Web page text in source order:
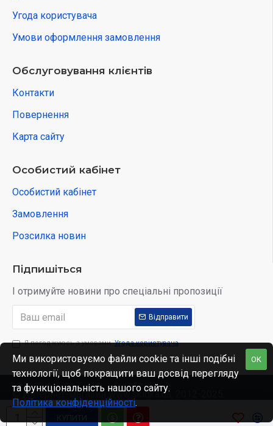
КУПИТИ
Угода користувача
Умови оформлення замовлення
Обслуговування клієнтів
Контакти
Повернення
Карта сайту
Особистий кабінет
Особистий кабінет
Замовлення
Розсилка новин
Підпишіться
І отримуйте новини про спеціальні пропозиції
Відправити
Я погоджуюсь з умовами Угода користувача
© Интернет-магазин www.skidka.ua, 2012-2025.
OK
Ми використовуємо файли cookie та інші подібні
технології, щоб покращити ваш досвід перегляду
та функціональність нашого сайту.
Політика конфіденційності.